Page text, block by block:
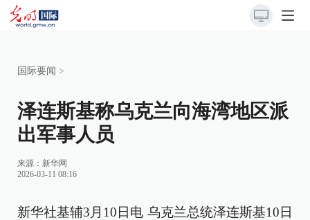
国际要闻 >
泽连斯基称乌克兰向海湾地区派
出军事人员
来源： 新华网
2026-03-11 08:16
新华社基辅3月10日电 乌克兰总统泽连斯基10日